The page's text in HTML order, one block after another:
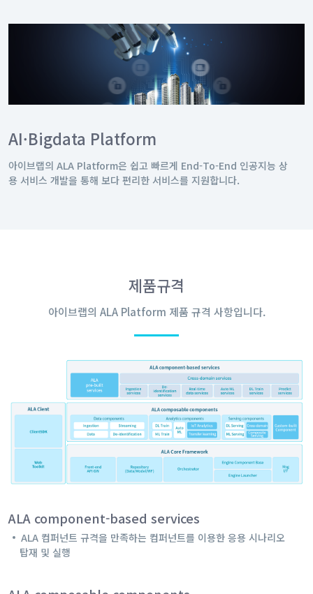
AI·Bigdata Platform
아이브랩의 ALA Platform은 쉽고 빠르게 End-To-End 인공지능 상
용 서비스 개발을 통해 보다 편리한 서비스를 지원합니다.
제품규격
아이브랩의 ALA Platform 제품 규격 사항입니다.
ALA component-based services
ALA 컴퍼넌트 규격을 만족하는 컴퍼넌트를 이용한 응용 시나리오
탑재 및 실행